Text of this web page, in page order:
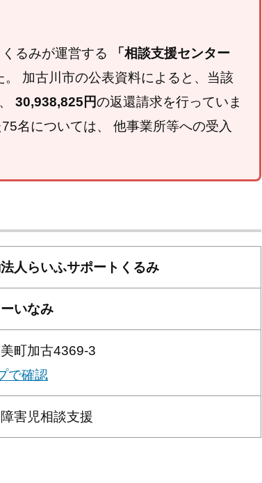
るみが運営する
「相談支援センター
。 加古川市の公表資料によると、当該
30,938,825円の返還請求を行っていま
名については、 他事業所等への受入
人らいふサポートくるみ
いなみ
町加古4369-3
で確認
害児相談支援